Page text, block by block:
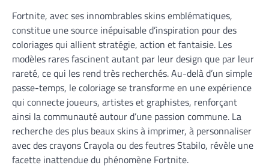
Fortnite, avec ses innombrables skins emblématiques,
constitue une source inépuisable d’inspiration pour des
coloriages qui allient stratégie, action et fantaisie. Les
modèles rares fascinent autant par leur design que par leur
rareté, ce qui les rend très recherchés. Au-delà d’un simple
passe-temps, le coloriage se transforme en une expérience
qui connecte joueurs, artistes et graphistes, renforçant
ainsi la communauté autour d’une passion commune. La
recherche des plus beaux skins à imprimer, à personnaliser
avec des crayons Crayola ou des feutres Stabilo, révèle une
facette inattendue du phénomène Fortnite.